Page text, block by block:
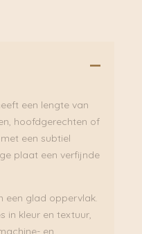
een lengte van
hoofdgerechten of
een subtiel
plaat een verfijnde
een glad oppervlak.
in kleur en textuur,
en